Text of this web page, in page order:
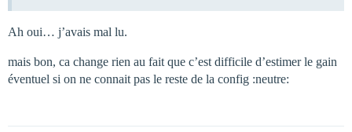
Ah oui… j’avais mal lu.
mais bon, ca change rien au fait que c’est difficile d’estimer le gain
éventuel si on ne connait pas le reste de la config :neutre: